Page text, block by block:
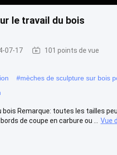
le travail du bois
07-17 101 points de vue
#mèches de sculpture sur bois
Remarque: toutes les tailles
de coupe en carbure ou ...
Vue